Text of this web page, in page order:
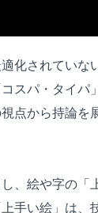
化されていな
スパ・タイパ
点から持論を
、絵や字の「
手い絵」は、